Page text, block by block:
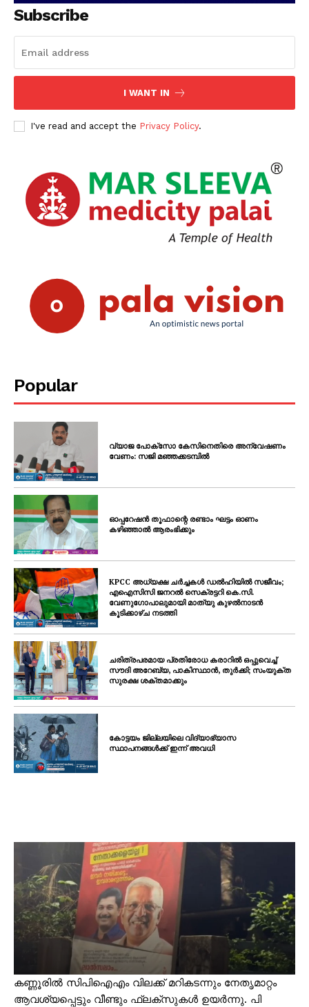
SUBSCRIBE NOW
PALA VISION
About
Contact us
My account
Grievance Redressal
Subscribe
I WANT IN
I've read and accept the Privacy Policy.
Popular
വ്യാജ പോക്സോ കേസിനെതിരെ അന്വേഷണം
വേണം: സജി മഞ്ഞക്കടമ്പിൽ
ഓപ്പറേഷൻ തൂഫാന്റെ രണ്ടാം ഘട്ടം ഓണം
കഴിഞ്ഞാൽ ആരംഭിക്കും
KPCC അധ്യക്ഷ ചർച്ചകൾ ഡൽഹിയിൽ സജീവം;
എഐസിസി ജനറൽ സെക്രട്ടറി കെ.സി.
വേണുഗോപാലുമായി മാത്യു കുഴൽനാടൻ
കൂടിക്കാഴ്ച നടത്തി
ചരിത്രപരമായ പ്രതിരോധ കരാറിൽ ഒപ്പുവെച്ച്
സൗദി അറേബ്യ, പാകിസ്ഥാൻ, തുർക്കി; സംയുക്ത
സുരക്ഷ ശക്തമാക്കും
കോട്ടയം ജില്ലയിലെ വിദ്യാഭ്യാസ
സ്ഥാപനങ്ങൾക്ക് ഇന്ന് അവധി
കണ്ണൂരിൽ സിപിഐഎം വിലക്ക് മറികടന്നും നേതൃമാറ്റം
ആവശ്യപ്പെട്ടും വീണ്ടും ഫ്ലക്സുകൾ ഉയർന്നു. പി